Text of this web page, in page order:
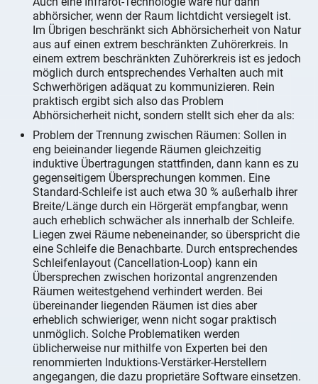
abhörsicher, wenn der Raum lichtdicht versiegelt ist.
Im Übrigen beschränkt sich Abhörsicherheit von Natur
aus auf einen extrem beschränkten Zuhörerkreis. In
einem extrem beschränkten Zuhörerkreis ist es jedoch
möglich durch entsprechendes Verhalten auch mit
Schwerhörigen adäquat zu kommunizieren. Rein
praktisch ergibt sich also das Problem
Abhörsicherheit nicht, sondern stellt sich eher da als:
Problem der Trennung zwischen Räumen: Sollen in
eng beieinander liegende Räumen gleichzeitig
induktive Übertragungen stattfinden, dann kann es zu
gegenseitigem Übersprechungen kommen. Eine
Standard-Schleife ist auch etwa 30 % außerhalb ihrer
Breite/Länge durch ein Hörgerät empfangbar, wenn
auch erheblich schwächer als innerhalb der Schleife.
Liegen zwei Räume nebeneinander, so überspricht die
eine Schleife die Benachbarte. Durch entsprechendes
Schleifenlayout (Cancellation-Loop) kann ein
Übersprechen zwischen horizontal angrenzenden
Räumen weitestgehend verhindert werden. Bei
übereinander liegenden Räumen ist dies aber
erheblich schwieriger, wenn nicht sogar praktisch
unmöglich. Solche Problematiken werden
üblicherweise nur mithilfe von Experten bei den
renommierten Induktions-Verstärker-Herstellern
angegangen, die dazu proprietäre Software einsetzen.